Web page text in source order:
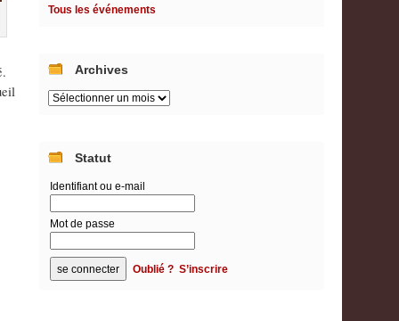
Tous les événements
Archives
Archives
Statut
Identifiant ou e-mail
Mot de passe
Oublié ? S’inscrire